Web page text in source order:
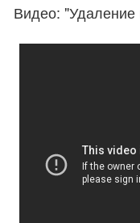
Видео: "Удаление